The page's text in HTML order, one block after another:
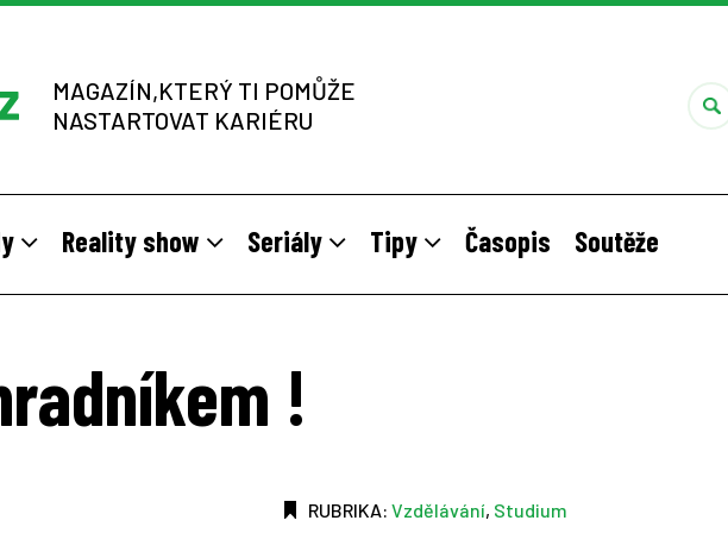
MAGAZÍN,KTERÝ TI POMŮŽE
NASTARTOVAT KARIÉRU
Reality show Seriály Tipy Časopis Soutěže
!
RUBRIKA: Vzdělávání, Studium